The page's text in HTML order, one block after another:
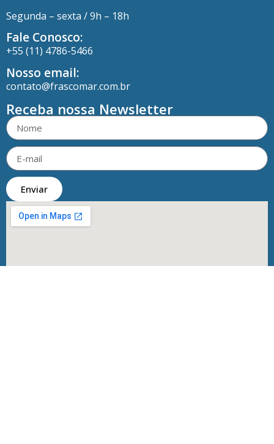
Segunda – sexta / 9h – 18h
Fale Conosco:
+55 (11) 4786-5466
Nosso email:
contato@frascomar.com.br
Receba nossa Newsletter
Enviar